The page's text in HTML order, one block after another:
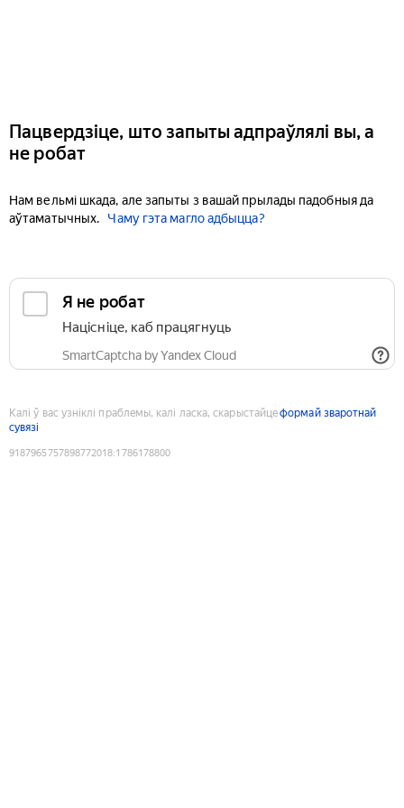
Пацвердзіце, што запыты адпраўлялі вы, а
не робат
Нам вельмі шкада, але запыты з вашай прылады падобныя да
аўтаматычных.
Чаму гэта магло адбыцца?
Я не робат
Націсніце, каб працягнуць
SmartCaptcha by Yandex Cloud
Калі ў вас узніклі праблемы, калі ласка, скарыстайцеформай зваротнай
сувязі
9187965757898772018:1786178800